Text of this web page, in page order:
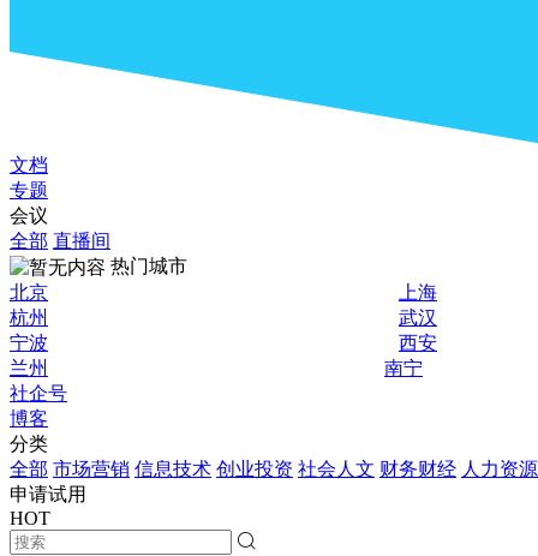
文档
专题
会议
全部 直播间
热门城市
北京
上海
杭州
武汉
宁波
西安
兰州
南宁
社企号
博客
分类
全部 市场营销 信息技术 创业投资 社会人文 财务财经 人力资源
申请试用
HOT